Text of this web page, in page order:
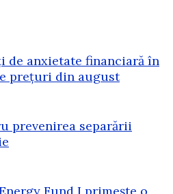
de anxietate financiară în
prețuri din august
prevenirea separării